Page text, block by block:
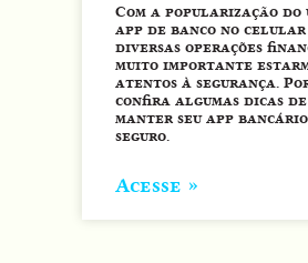
Com a popularização do
app de banco no
diversas operações
muito importante
atentos à segurança.
confira algumas dicas de
manter seu app
seguro.
Acesse »